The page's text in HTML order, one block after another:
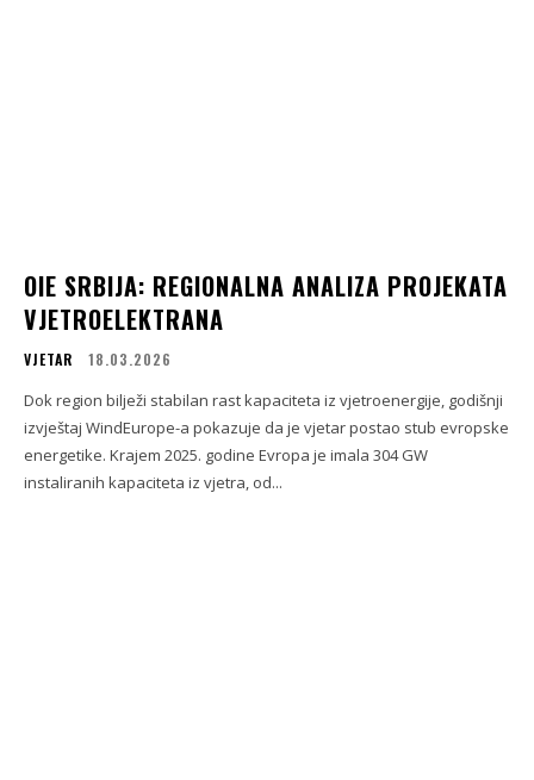
OIE SRBIJA: REGIONALNA ANALIZA PROJEKATA
VJETROELEKTRANA
VJETAR 18.03.2026
Dok region bilježi stabilan rast kapaciteta iz vjetroenergije, godišnji
izvještaj WindEurope-a pokazuje da je vjetar postao stub evropske
energetike. Krajem 2025. godine Evropa je imala 304 GW
instaliranih kapaciteta iz vjetra, od...